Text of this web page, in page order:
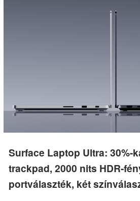
Surface Laptop Ultra: 30%-
trackpad, 2000 nits HDR-
portválaszték, két